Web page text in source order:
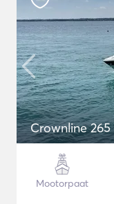
Crownline 265
Mootorpaat